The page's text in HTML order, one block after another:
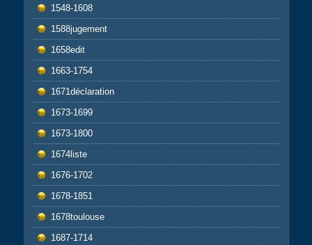
1548-1608
1588jugement
1658edit
1663-1754
1671déclaration
1673-1699
1673-1800
1674liste
1676-1702
1678-1851
1678toulouse
1687-1714